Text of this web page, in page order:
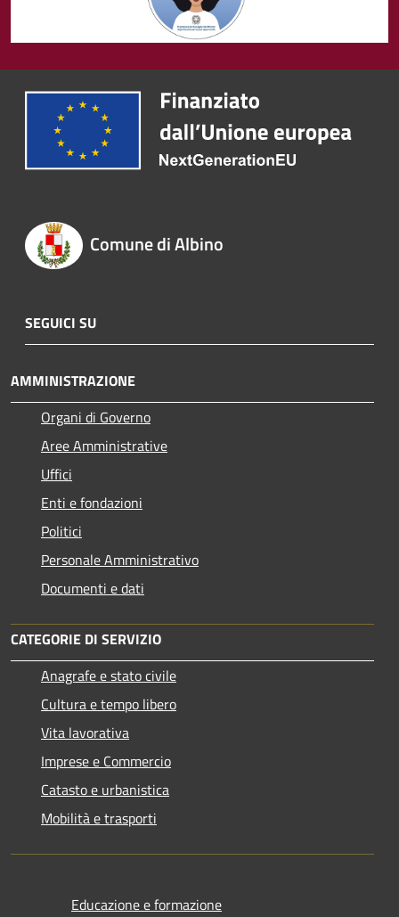
Comune di Albino
SEGUICI SU
AMMINISTRAZIONE
Organi di Governo
Aree Amministrative
Uffici
Enti e fondazioni
Politici
Personale Amministrativo
Documenti e dati
CATEGORIE DI SERVIZIO
Anagrafe e stato civile
Cultura e tempo libero
Vita lavorativa
Imprese e Commercio
Catasto e urbanistica
Mobilità e trasporti
Educazione e formazione